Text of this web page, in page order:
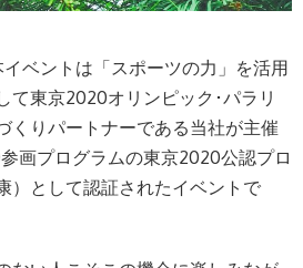
ベントは「スポーツの力」を活用
て東京2020オリンピック･パラリ
くりパートナーである当社が主催
画プログラムの東京2020公認プロ
）として認証されたイベントで